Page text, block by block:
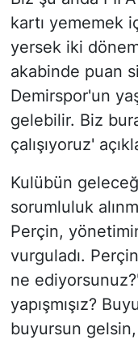
kartı yememek
yersek iki
akabinde puan
Demirspor'un
gelebilir. Biz
çalışıyoruz'
Kulübün
sorumluluk
Perçin,
vurguladı.
ne
yapışmışız?
buyursun